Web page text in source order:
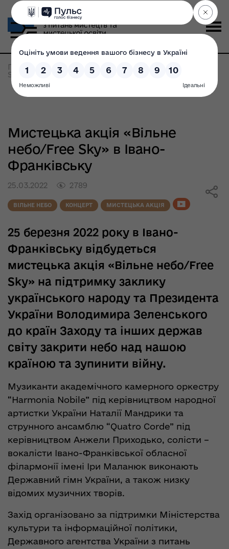
Головна
Мистецька акція «Вільне небо/Free
Sky» в Івано-Франківську
Мистецька акція «Вільне
небо/Free Sky» в Івано-
Франківську
25.03.2022 2789
ВІЛЬНЕ НЕБО КОНЦЕРТ МИСТЕЦЬКА АКЦІЯ
25 березня 2022 року в Івано-
Франківську відбудеться
мистецька акція «Вільне небо/Free
Sky» на підтримку заклику
українського народу та Президента
України Володимира Зеленського
до країн Заходу та інших держав
світу закрити небо над нашою
країною та зупинити війну.
Музиканти академічного камерного оркестру
“Harmonia Nobile” під керівництвом народної
артистки України Наталії Мандрики та
струнного ансамблю “Quatro Corde” під
керівництвом Анжели Приходько, солісти –
вокалісти Івано-Франківської обласної
філармонії імені Іри Маланюк виконають
Державний гімн України, а також низку
відомих музичних творів.
Захід організовано за підтримки Міністерства
культури та інформаційної політики,
Державного агентства України з питань